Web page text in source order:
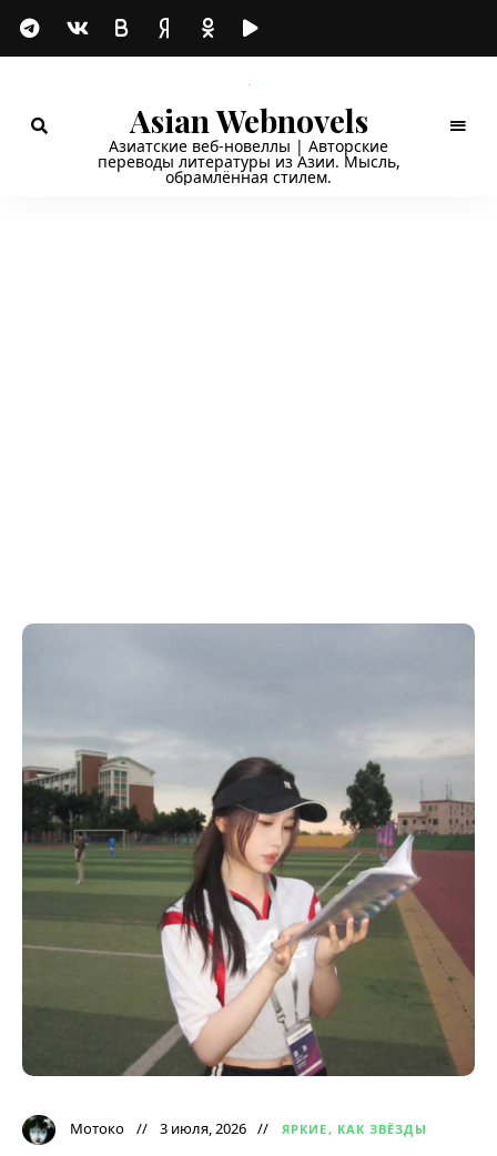
Asian Webnovels
Азиатские веб-новеллы | Авторские
переводы литературы из Азии. Мысль,
обрамлённая стилем.
Мотоко 3 июля, 2026 ЯРКИЕ, КАК ЗВЁЗДЫ